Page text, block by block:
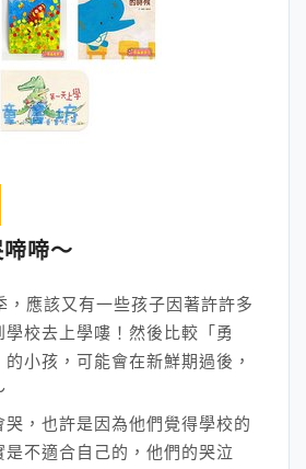
啼～
，應該又有一些孩子因著許許多
校去上學嘍！然後比較「勇
小孩，可能會在新鮮期過後，
哭，也許是因為他們覺得學校的
不適合自己的，他們的哭泣